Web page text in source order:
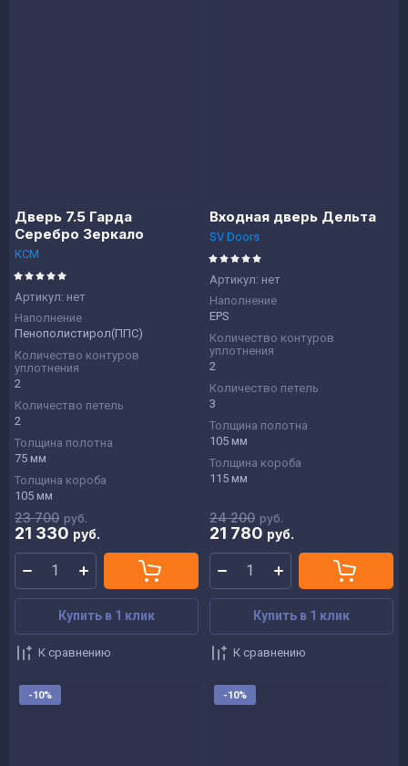
Дверь 7.5 Гарда
Серебро Зеркало
КСМ
Артикул: нет
Наполнение
Пенополистирол(ППС)
Количество контуров
уплотнения
2
Количество петель
2
Толщина полотна
75 мм
Толщина короба
105 мм
23 700 руб.
21 330 руб.
Купить в 1 клик
К сравнению
Входная дверь Дельта
SV Doors
Артикул: нет
Наполнение
EPS
Количество контуров
уплотнения
2
Количество петель
3
Толщина полотна
105 мм
Толщина короба
115 мм
24 200 руб.
21 780 руб.
Купить в 1 клик
К сравнению
-10% -10%